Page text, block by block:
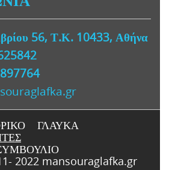
56, Τ.Κ. 10433, Αθήνα
ΓΛΑΥΚΑ
2022 mansouraglafka.gr